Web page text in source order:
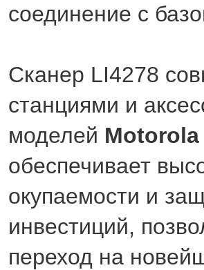
соединение с
Сканер LI4278
станциями и
моделей Motorola
обеспечивает
окупаемости и
инвестиций,
переход на